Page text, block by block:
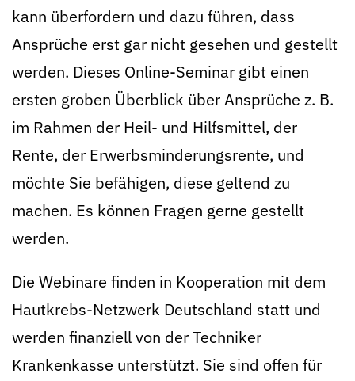
kann überfordern und dazu führen, dass
Ansprüche erst gar nicht gesehen und gestellt
werden. Dieses Online-Seminar gibt einen
ersten groben Überblick über Ansprüche z. B.
im Rahmen der Heil- und Hilfsmittel, der
Rente, der Erwerbsminderungsrente, und
möchte Sie befähigen, diese geltend zu
machen. Es können Fragen gerne gestellt
werden.
Die Webinare finden in Kooperation mit dem
Hautkrebs-Netzwerk Deutschland statt und
werden finanziell von der Techniker
Krankenkasse unterstützt. Sie sind offen für